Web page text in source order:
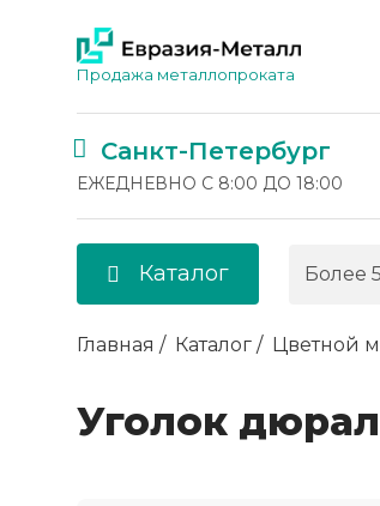
Продажа металлопроката
Санкт-Петербург
ЕЖЕДНЕВНО С 8:00 ДО 18:00
Каталог
Главная Каталог Цветной
Уголок